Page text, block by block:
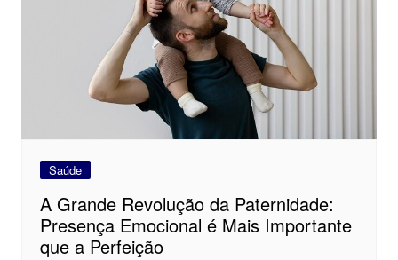
Saúde
A Grande Revolução da Paternidade:
Presença Emocional é Mais Importante
que a Perfeição